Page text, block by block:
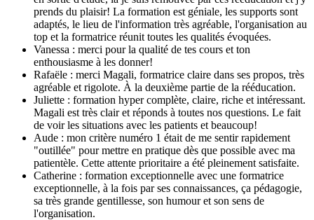
prends du plaisir! La formation est géniale, les supports sont
adaptés, le lieu de l'information très agréable, l'organisation au
top et la formatrice réunit toutes les qualités évoquées.
Vanessa : merci pour la qualité de tes cours et ton
enthousiasme à les donner!
Rafaële : merci Magali, formatrice claire dans ses propos, très
agréable et rigolote. À la deuxième partie de la rééducation.
Juliette : formation hyper complète, claire, riche et intéressant.
Magali est très clair et réponds à toutes nos questions. Le fait
de voir les situations avec les patients et beaucoup!
Aude : mon critère numéro 1 était de me sentir rapidement
"outillée" pour mettre en pratique dès que possible avec ma
patientèle. Cette attente prioritaire a été pleinement satisfaite.
Catherine : formation exceptionnelle avec une formatrice
exceptionnelle, à la fois par ses connaissances, ça pédagogie,
sa très grande gentillesse, son humour et son sens de
l'organisation.